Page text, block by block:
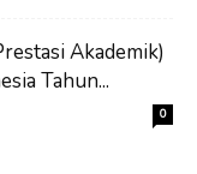
Akademik)
Tahun...
0